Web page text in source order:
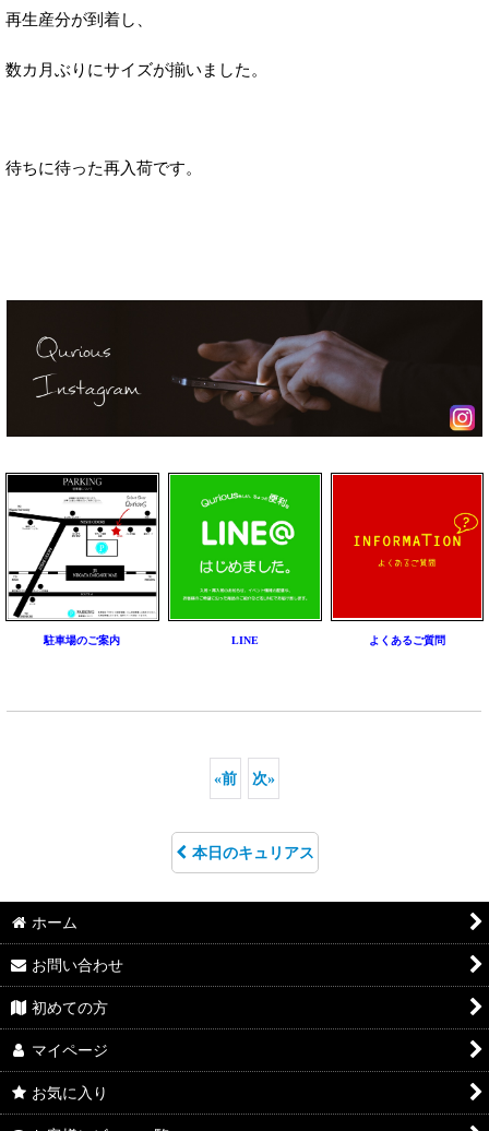
再生産分が到着し、
数カ月ぶりにサイズが揃いました。
待ちに待った再入荷です。
駐車場のご案内 LINE よくあるご質問
«前 次»
本日のキュリアス
ホーム
お問い合わせ
初めての方
マイページ
お気に入り